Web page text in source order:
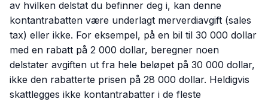
av hvilken delstat du befinner deg i, kan denne
kontantrabatten være underlagt merverdiavgift (sales
tax) eller ikke. For eksempel, på en bil til 30 000 dollar
med en rabatt på 2 000 dollar, beregner noen
delstater avgiften ut fra hele beløpet på 30 000 dollar,
ikke den rabatterte prisen på 28 000 dollar. Heldigvis
skattlegges ikke kontantrabatter i de fleste